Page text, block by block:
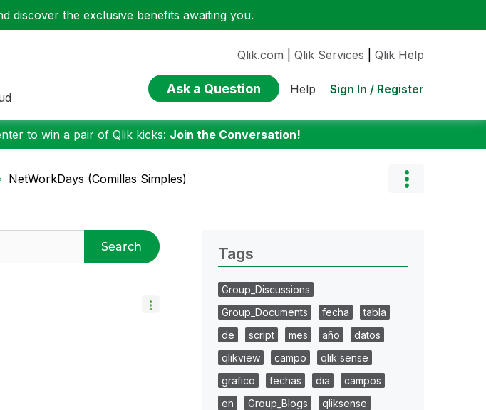
discover the exclusive benefits awaiting you.
Qlik.com Qlik Services Qlik Help
Ask a Question Help Sign In / Register
to win a pair of Qlik kicks: Join the Conversation!
NetWorkDays (Comillas Simples)
Search Tags
Group_Discussions
Group_Documents
fecha
tabla
de
script mes año
datos
qlikview
campo
qlik sense
grafico
fechas dia
campos
en
Group_Blogs
qliksense